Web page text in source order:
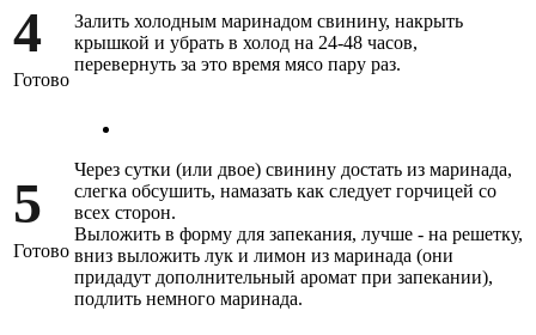
4
Готово
Залить холодным маринадом свинину, накрыть
крышкой и убрать в холод на 24-48 часов,
перевернуть за это время мясо пару раз.
5
Готово
Через сутки (или двое) свинину достать из маринада,
слегка обсушить, намазать как следует горчицей со
всех сторон.
Выложить в форму для запекания, лучше - на решетку,
вниз выложить лук и лимон из маринада (они
придадут дополнительный аромат при запекании),
подлить немного маринада.